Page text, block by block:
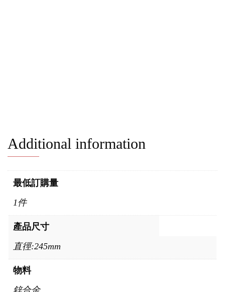
Additional information
最低訂購量
1件
產品尺寸
直徑:245mm
物料